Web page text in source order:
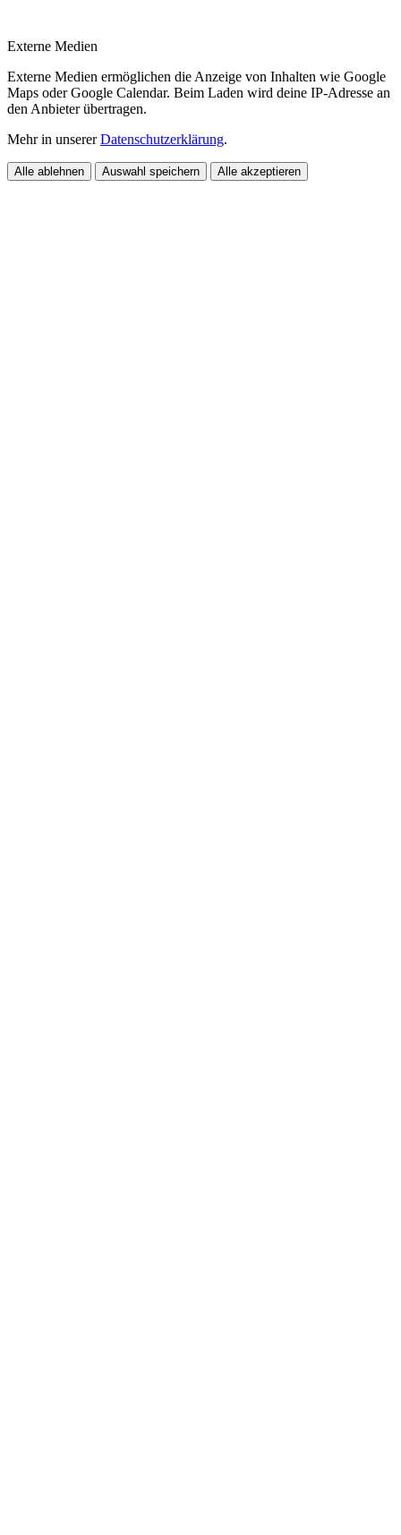
Externe Medien
Externe Medien ermöglichen die Anzeige von Inhalten wie Google
Maps oder Google Calendar. Beim Laden wird deine IP-Adresse an
den Anbieter übertragen.
Mehr in unsererDatenschutzerklärung.
Alle ablehnen Auswahl speichern Alle akzeptieren